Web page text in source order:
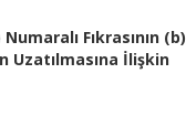
Fıkrasının (b)
Uzatılmasına İlişkin